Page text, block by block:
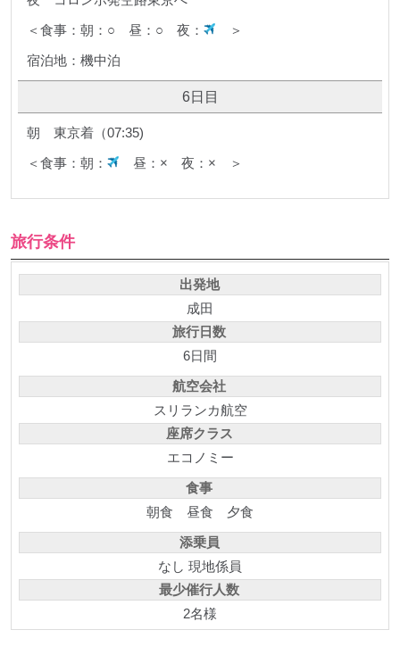
＜食事：朝：○ 昼：○ 夜：
＞
宿泊地：機中泊
6日目
朝 東京着（07:35)
＜食事：朝：
昼：× 夜：× ＞
旅行条件
出発地
成田
旅行日数
6日間
航空会社
スリランカ航空
座席クラス
エコノミー
食事
朝食 昼食 夕食
添乗員
なし 現地係員
最少催行人数
2名様